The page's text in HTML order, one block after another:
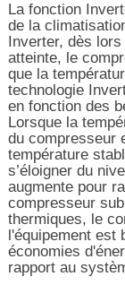
La fonction
de la
Inverter, dès
atteinte, le
que la
technologie
en fonction des
Lorsque la
du compresseur
température
s’éloigner du
augmente pour
compresseur
thermiques, le
l'équipement est
économies
rapport au